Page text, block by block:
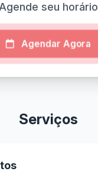
Agende seu horário
Agendar Agora
Serviços